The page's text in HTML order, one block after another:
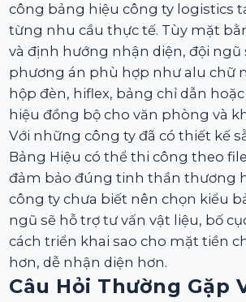
công bảng hiệu công ty logistics
từng nhu cầu thực tế. Tùy mặt
và định hướng nhận diện, đội ngũ
phương án phù hợp như alu chữ
hộp đèn, hiflex, bảng chỉ dẫn
hiệu đồng bộ cho văn phòng và
Với những công ty đã có thiết kế
Bảng Hiệu có thể thi công theo
đảm bảo đúng tinh thần thương
công ty chưa biết nên chọn kiểu
ngũ sẽ hỗ trợ tư vấn vật liệu, bố
cách triển khai sao cho mặt tiền
hơn, dễ nhận diện hơn.
Câu Hỏi Thường Gặp